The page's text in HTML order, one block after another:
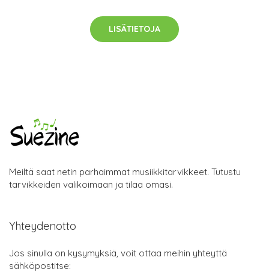
LISÄTIETOJA
Meiltä saat netin parhaimmat musiikkitarvikkeet. Tutustu
tarvikkeiden valikoimaan ja tilaa omasi.
Yhteydenotto
Jos sinulla on kysymyksiä, voit ottaa meihin yhteyttä
sähköpostitse: